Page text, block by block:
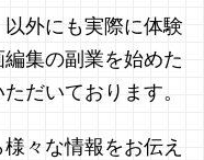
外にも実際に体験
集の副業を始めた
だいております。
々な情報をお伝え